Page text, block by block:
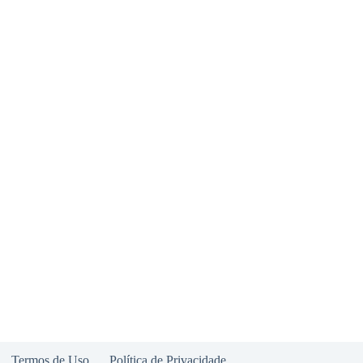
Termos de Uso Política de Privacidade